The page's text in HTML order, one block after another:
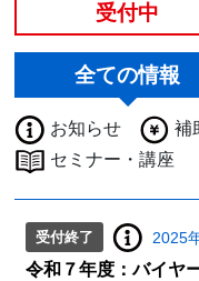
受付中
全ての情報
お知らせ
補
セミナー・講座
受付終了 2025
令和７年度：バイヤ